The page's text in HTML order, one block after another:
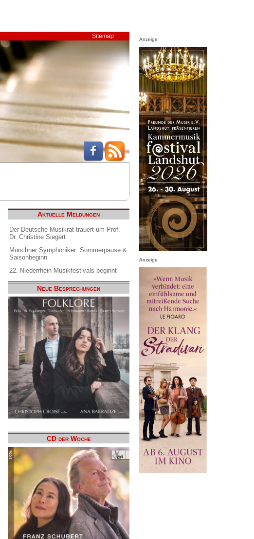
Sitemap
Aktuelle Meldungen
Der Deutsche Musikrat trauert um Prof.
Dr. Christine Siegert
Münchner Symphoniker: Sommerpause &
Saisonbeginn
22. Niederrhein Musikfestivals beginnt
Neue Besprechungen
CD der Woche
Anzeige
Anzeige